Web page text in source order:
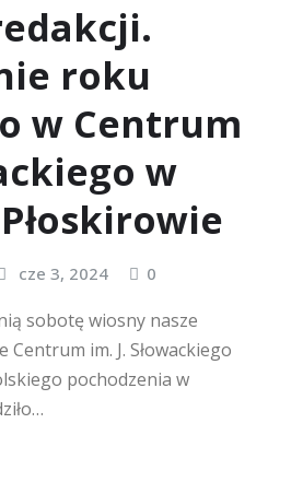
roku
w Centrum
w
cze 3, 2024 0
sobotę wiosny nasze
im. J. Słowackiego
pochodzenia w